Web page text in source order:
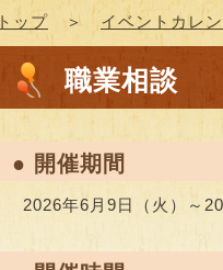
トップ ＞イベントカレ
職業相談
● 開催期間
2026年6月9日（火）～